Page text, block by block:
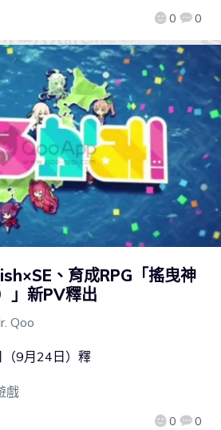
0 0
、育成RPG「搖曳神
」新PV釋出
Qoo
0 0
（9月24日）釋
戲